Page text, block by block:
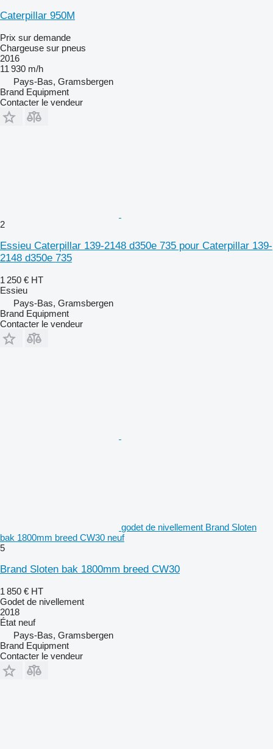
Caterpillar 950M
Prix sur demande
Chargeuse sur pneus
2016
11 930 m/h
Pays-Bas, Gramsbergen
Brand Equipment
Contacter le vendeur
2
Essieu Caterpillar 139-2148 d350e 735 pour Caterpillar 139-
2148 d350e 735
1 250 € HT
Essieu
Pays-Bas, Gramsbergen
Brand Equipment
Contacter le vendeur
godet de nivellement Brand Sloten
bak 1800mm breed CW30 neuf
5
Brand Sloten bak 1800mm breed CW30
1 850 € HT
Godet de nivellement
2018
État neuf
Pays-Bas, Gramsbergen
Brand Equipment
Contacter le vendeur